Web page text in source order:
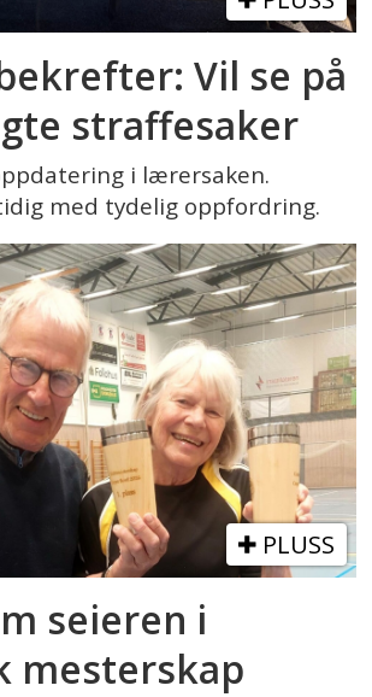
Vil se på
straffesaker
i lærersaken.
med tydelig oppfordring.
PLUSS
seieren i
mesterskap